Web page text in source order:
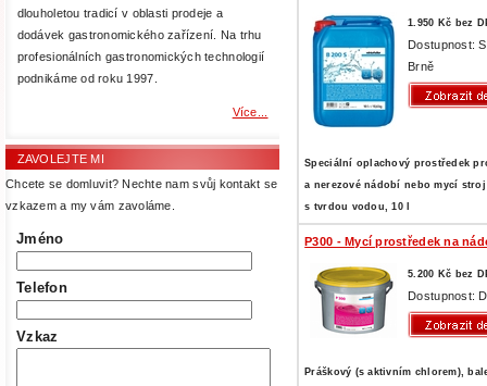
dlouholetou tradicí v oblasti prodeje a
dodávek gastronomického zařízení. Na trhu
profesionálních gastronomických technologií
podnikáme od roku 1997.
Více...
ZAVOLEJTE MI
Chcete se domluvit? Nechte nam svůj kontakt se
vzkazem a my vám zavoláme.
Jméno
Telefon
Vzkaz
1.950 Kč bez
Dostupnost:
Brně
Speciální oplachový prostředek
a nerezové nádobí nebo mycí
s tvrdou vodou, 10 l
P300 - Mycí prostředek na
5.200 Kč bez
Dostupnost:
Práškový (s aktivním chlorem),